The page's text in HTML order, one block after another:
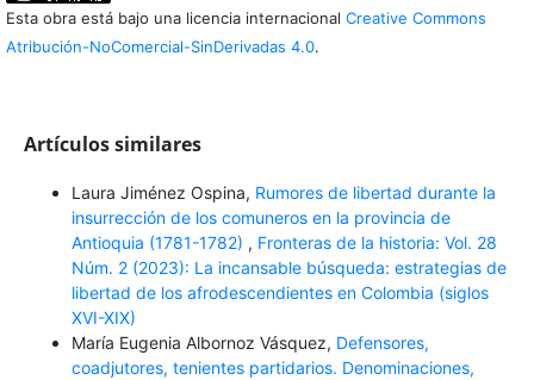
Esta obra está bajo una licencia internacional Creative Commons
Atribución-NoComercial-SinDerivadas 4.0.
Artículos similares
Laura Jiménez Ospina, Rumores de libertad durante la
insurrección de los comuneros en la provincia de
Antioquia (1781-1782) , Fronteras de la historia: Vol. 28
Núm. 2 (2023): La incansable búsqueda: estrategias de
libertad de los afrodescendientes en Colombia (siglos
XVI-XIX)
María Eugenia Albornoz Vásquez, Defensores,
coadjutores, tenientes partidarios. Denominaciones,